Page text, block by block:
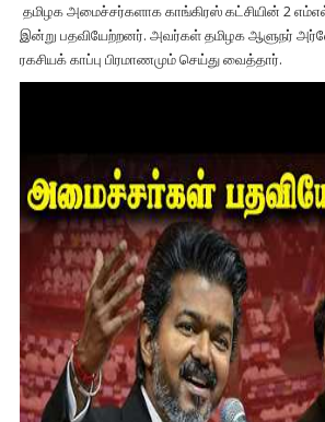
தமிழக அமைச்சர்களாக காங்கிரஸ் கட்சியின் 2
இன்று பதவியேற்றனர். அவர்கள் தமிழக ஆளுநர்
ரகசியக் காப்பு பிரமாணமும் செய்து வைத்தார்.